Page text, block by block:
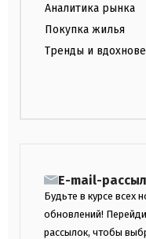
Аналитика рынка
Покупка жилья
Тренды и
E-mail-
Будьте в курсе всех
обновлений!
рассылок, чтобы